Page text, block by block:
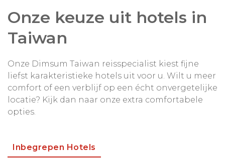
Onze keuze uit hotels in
Taiwan
Onze Dimsum Taiwan reisspecialist kiest fijne
liefst karakteristieke hotels uit voor u. Wilt u meer
comfort of een verblijf op een écht onvergetelijke
locatie? Kijk dan naar onze extra comfortabele
opties.
Inbegrepen Hotels